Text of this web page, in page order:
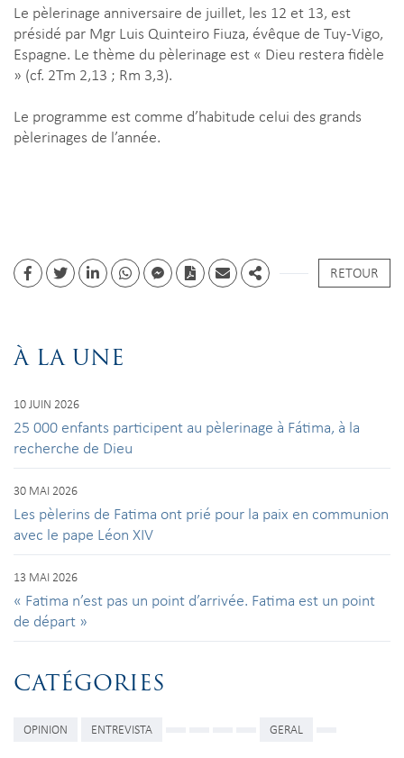
Le pèlerinage anniversaire de juillet, les 12 et 13, est
présidé par Mgr Luis Quinteiro Fiuza, évêque de Tuy-Vigo,
Espagne. Le thème du pèlerinage est « Dieu restera fidèle
» (cf. 2Tm 2,13 ; Rm 3,3).
Le programme est comme d’habitude celui des grands
pèlerinages de l’année.
FacebookTwitterLinkedinwhatsappfacebook messenger
PDF EmailShare
RETOUR
À LA UNE
10 JUIN 2026
25 000 enfants participent au pèlerinage à Fátima, à la
recherche de Dieu
30 MAI 2026
Les pèlerins de Fatima ont prié pour la paix en communion
avec le pape Léon XIV
13 MAI 2026
« Fatima n’est pas un point d’arrivée. Fatima est un point
de départ »
CATÉGORIES
OPINION ENTREVISTA GERAL